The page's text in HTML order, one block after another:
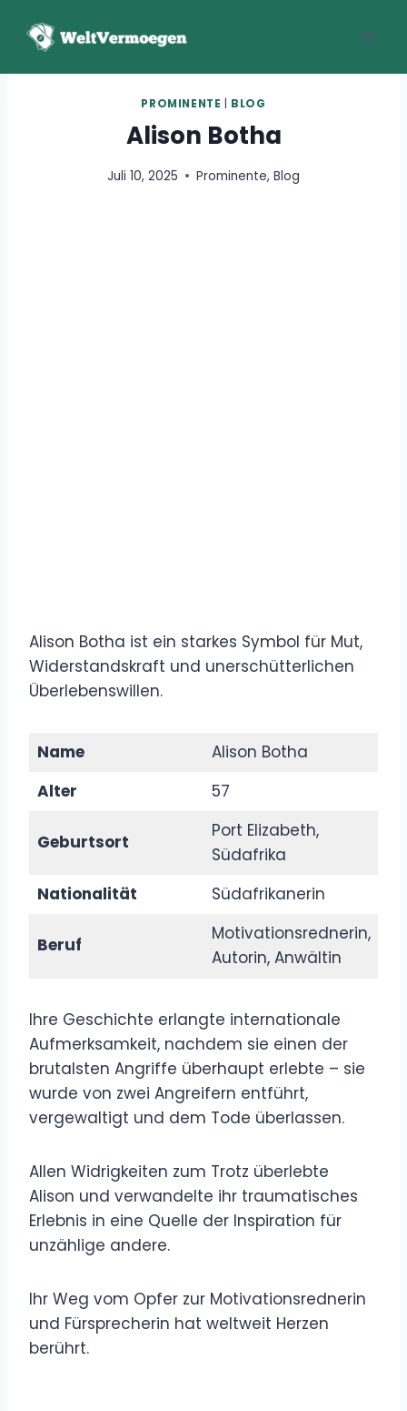
Inhalt
PROMINENTE BLOG
Alison Botha
Juli 10, 2025 Prominente, Blog
Alison Botha ist ein starkes Symbol für Mut,
Widerstandskraft und unerschütterlichen
Überlebenswillen.
Name
Alison Botha
Alter
57
Geburtsort
Port Elizabeth,
Südafrika
Nationalität
Südafrikanerin
Beruf
Motivationsrednerin,
Autorin, Anwältin
Ihre Geschichte erlangte internationale
Aufmerksamkeit, nachdem sie einen der
brutalsten Angriffe überhaupt erlebte – sie
wurde von zwei Angreifern entführt,
vergewaltigt und dem Tode überlassen.
Allen Widrigkeiten zum Trotz überlebte
Alison und verwandelte ihr traumatisches
Erlebnis in eine Quelle der Inspiration für
unzählige andere.
Ihr Weg vom Opfer zur Motivationsrednerin
und Fürsprecherin hat weltweit Herzen
berührt.